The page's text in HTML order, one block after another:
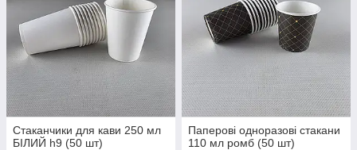
Стаканчики для кави 250 мл
БІЛИЙ h9 (50 шт)
Паперові одноразові стакани
110 мл ромб (50 шт)